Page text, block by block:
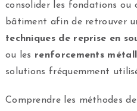
consolider les fondations ou
bâtiment afin de retrouver
techniques de reprise en
ou les renforcements
solutions fréquemment
Comprendre les méthodes